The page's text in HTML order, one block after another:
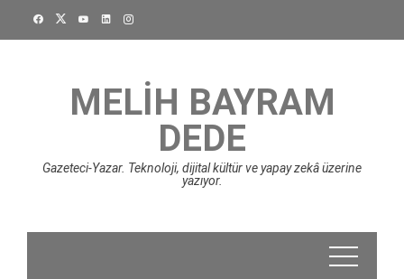
MELIH BAYRAM
DEDE
Gazeteci-Yazar. Teknoloji, dijital kültür ve yapay zekâ üzerine
yazıyor.